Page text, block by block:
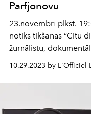
Parfjonovu
23.novembrī plkst.
notiks tikšanās “Citu
žurnālistu,
Leonīdu Parfjonovu.
10.29.2023 by L'Officiel